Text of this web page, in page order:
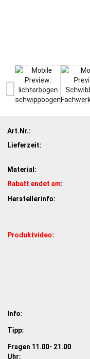
Art.Nr.:
Lieferzeit:
Material:
Rabatt endet am:
Herstellerinfo:
Produktvideo:
Info:
Tipp:
Fragen 11.00- 21.00
Uhr: